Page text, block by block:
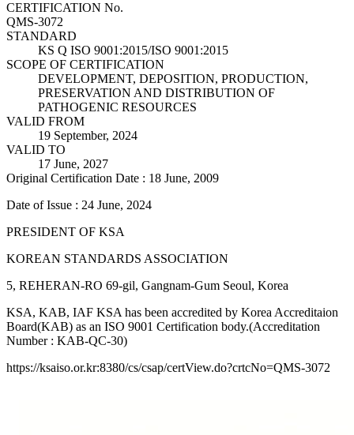
CERTIFICATION No.
QMS-3072
STANDARD
KS Q ISO 9001:2015/ISO 9001:2015
SCOPE OF CERTIFICATION
DEVELOPMENT, DEPOSITION, PRODUCTION,
PRESERVATION AND DISTRIBUTION OF
PATHOGENIC RESOURCES
VALID FROM
19 September, 2024
VALID TO
17 June, 2027
Original Certification Date : 18 June, 2009
Date of Issue : 24 June, 2024
PRESIDENT OF KSA
KOREAN STANDARDS ASSOCIATION
5, REHERAN-RO 69-gil, Gangnam-Gum Seoul, Korea
KSA, KAB, IAF KSA has been accredited by Korea Accreditaion
Board(KAB) as an ISO 9001 Certification body.(Accreditation
Number : KAB-QC-30)
https://ksaiso.or.kr:8380/cs/csap/certView.do?crtcNo=QMS-3072